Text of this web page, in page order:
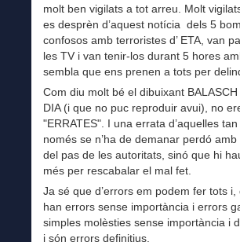
molt ben vigilats a tot arreu. Molt
es desprèn d’aquest notícia dels 5
confosos amb terroristes d’ ETA, van
les TV i van tenir-los durant 5 hores
sembla que ens prenen a tots per
Com diu molt bé el dibuixant
DIA (i que no puc reproduir avui), no
"ERRATES". I una errata d’aquelles
només se n’ha de demanar perdó
del pas de les autoritats, sinó que hi
més per rescabalar el mal fet.
Ja sé que d’errors em podem fer tots
han errors sense importància i errors
simples molèsties sense importància i
i són errors definitius.